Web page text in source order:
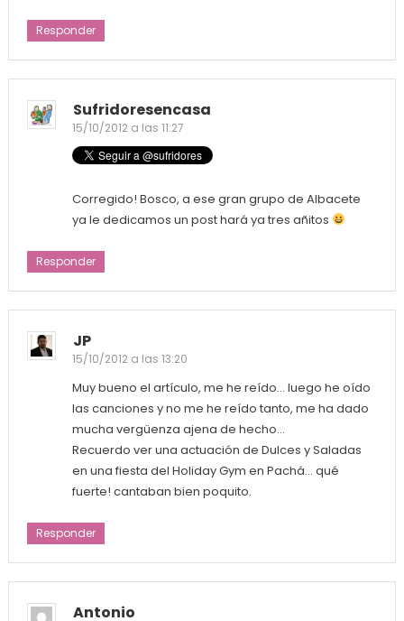
Responder
Sufridoresencasa
15/10/2012 a las 11:27
Corregido! Bosco, a ese gran grupo de Albacete
ya le dedicamos un post hará ya tres añitos
Responder
JP
15/10/2012 a las 13:20
Muy bueno el artículo, me he reído… luego he oído
las canciones y no me he reído tanto, me ha dado
mucha vergüenza ajena de hecho…
Recuerdo ver una actuación de Dulces y Saladas
en una fiesta del Holiday Gym en Pachá… qué
fuerte! cantaban bien poquito.
Responder
Antonio